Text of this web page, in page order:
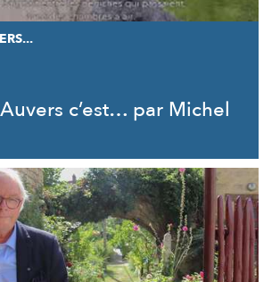
c’est… par Michel